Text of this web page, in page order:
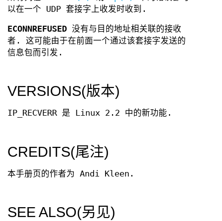
以在一个 UDP 套接字上收发时收到.
ECONNREFUSED 没有与目的地址相关联的接收
者. 这可能由于在前面一个通过该套接字发送的
信息包而引发.
VERSIONS(版本)
IP_RECVERR 是 Linux 2.2 中的新功能.
CREDITS(尾注)
本手册页的作者为 Andi Kleen.
SEE ALSO(另见)